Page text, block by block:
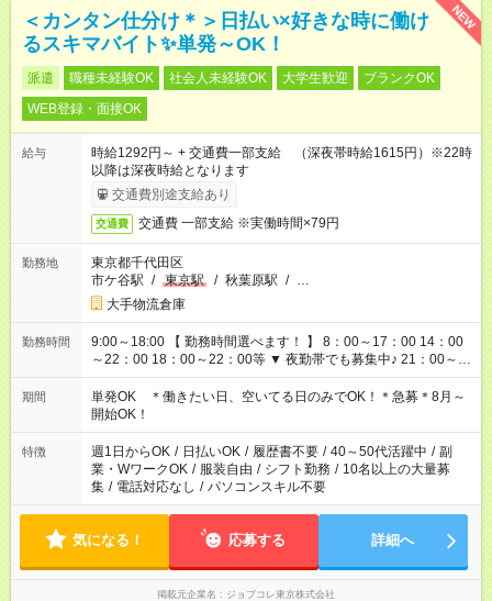
NEW
＜カンタン仕分け＊＞日払い×好きな時に働け
るスキマバイト✨単発～OK！
派遣 職種未経験OK 社会人未経験OK 大学生歓迎
ブランクOK
WEB登録・面接OK
給与
時給1292円～ + 交通費一部支給 （深夜帯時給1615円）※22時
以降は深夜時給となります
交通費別途支給あり
交通費 交通費 一部支給 ※実働時間×79円
勤務地
東京都千代田区
市ケ谷駅 / 東京駅 / 秋葉原駅 / …
大手物流倉庫
勤務時間
9:00～18:00 【 勤務時間選べます！ 】 8：00～17：00 14：00
～22：00 18：00～22：00等 ▼ 夜勤帯でも募集中♪ 21：00～
6：00 22：00～7：00 23：00～8：00等
期間
単発OK ＊働きたい日、空いてる日のみでOK！＊急募＊8月～
開始OK！
特徴 週1日からOK / 日払いOK / 履歴書不要 / 40～50代活躍中 / 副
業・WワークOK / 服装自由 / シフト勤務 / 10名以上の大量募
集 / 電話対応なし / パソコンスキル不要
気になる！ 応募する 詳細へ
掲載元企業名 ジョブコレ東京株式会社